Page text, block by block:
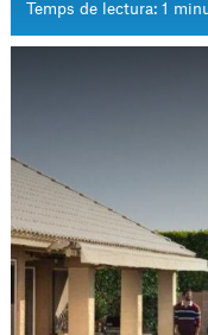
Temps de lectura: 1